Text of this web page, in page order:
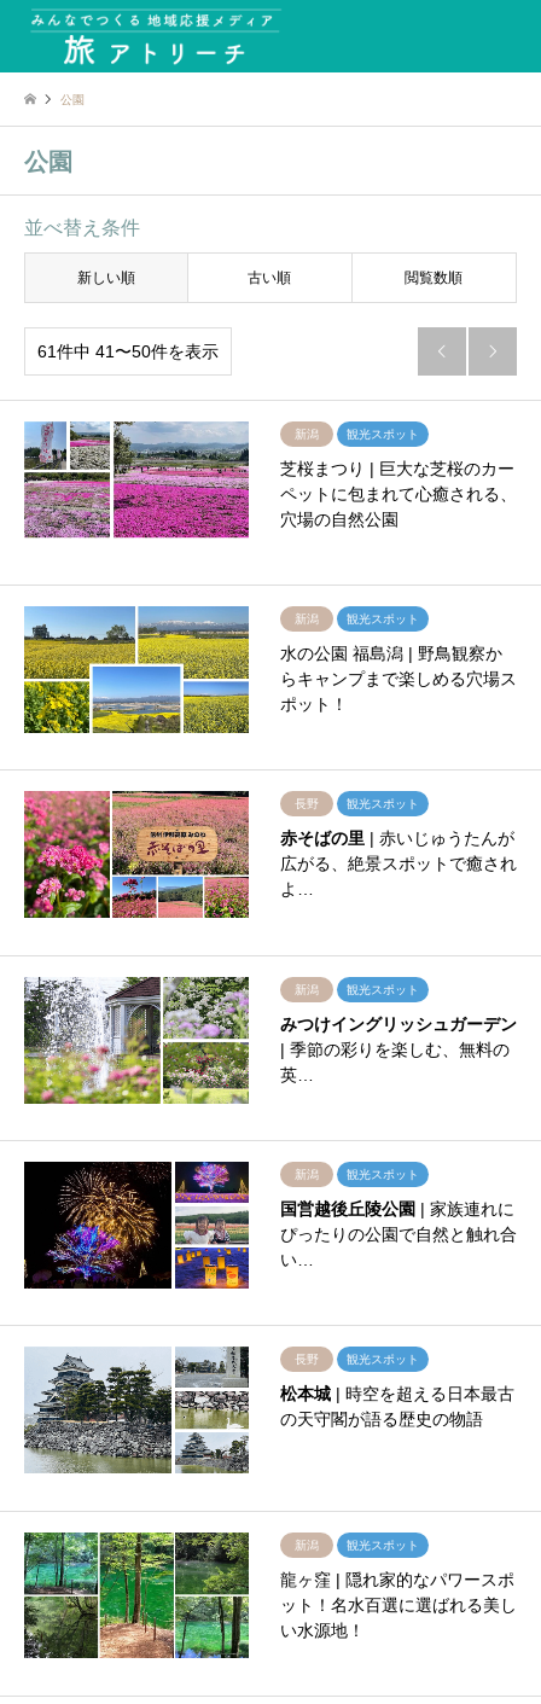
公園
公園
並べ替え条件
新しい順 古い順 閲覧数順
61件中 41〜50件を表示  
新潟 観光スポット
芝桜まつり | 巨大な芝桜のカー
ペットに包まれて心癒される、
穴場の自然公園
新潟 観光スポット
水の公園 福島潟 | 野鳥観察か
らキャンプまで楽しめる穴場ス
ポット！
長野 観光スポット
赤そばの里| 赤いじゅうたんが
広がる、絶景スポットで癒され
よ…
新潟 観光スポット
みつけイングリッシュガーデン
| 季節の彩りを楽しむ、無料の
英…
新潟 観光スポット
国営越後丘陵公園 | 家族連れに
ぴったりの公園で自然と触れ合
い…
長野 観光スポット
松本城| 時空を超える日本最古
の天守閣が語る歴史の物語
新潟 観光スポット
龍ヶ窪 | 隠れ家的なパワースポ
ット！名水百選に選ばれる美し
い水源地！